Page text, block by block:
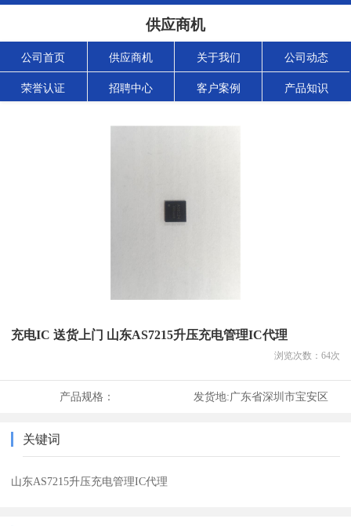
供应商机
公司首页 供应商机 关于我们 公司动态
荣誉认证 招聘中心 客户案例 产品知识
充电IC 送货上门 山东AS7215升压充电管理IC代理
浏览次数： 64次
产品规格： 发货地:广东省深圳市宝安区
关键词
山东AS7215升压充电管理IC代理